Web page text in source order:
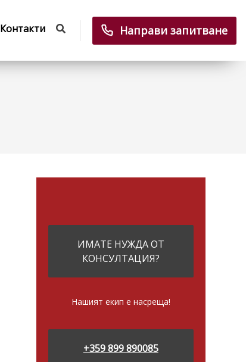
Контакти Направи запитване
ИМАТЕ НУЖДА ОТ
КОНСУЛТАЦИЯ?
Нашият екип е насреща!
+359 899 890085